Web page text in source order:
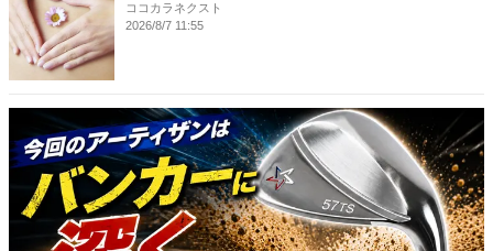
ココカラネクスト
2026/8/7 11:55